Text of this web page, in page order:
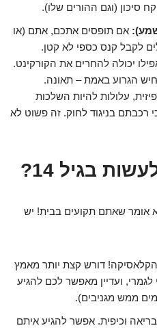
סיכון (וגם ההורים שלו).
אם תופסים אתכם, אתם (או
לקבל קנס כספי לא קטן.
יכולה להחרים את הקורקינט.
הגרוע באמת – תאונה.
עלולות להיות השלכות
רכבתם בניגוד לחוק. זה פשוט לא
בגיל 14?
אומר שאתם תקועים בבית! יש
הקלאסיקה! דורש קצת יותר מאמץ
לגמרי, ועדיין מאפשר לכם להגיע
ממש מגניבים).
וכיפית. אפשר להגיע איתם